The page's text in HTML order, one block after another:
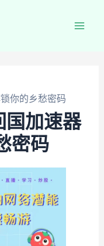
你的乡愁密码
国加速器
密码